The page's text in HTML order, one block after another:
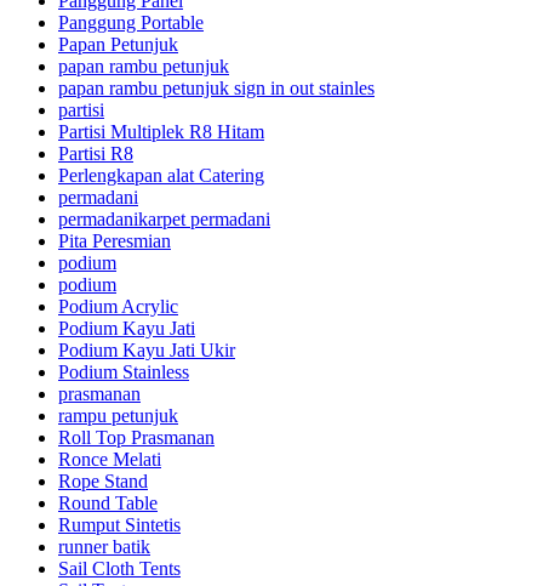
Panggung Portable
Papan Petunjuk
papan rambu petunjuk
papan rambu petunjuk sign in out stainles
partisi
Partisi Multiplek R8 Hitam
Partisi R8
Perlengkapan alat Catering
permadani
permadanikarpet permadani
Pita Peresmian
podium
podium
Podium Acrylic
Podium Kayu Jati
Podium Kayu Jati Ukir
Podium Stainless
prasmanan
rampu petunjuk
Roll Top Prasmanan
Ronce Melati
Rope Stand
Round Table
Rumput Sintetis
runner batik
Sail Cloth Tents